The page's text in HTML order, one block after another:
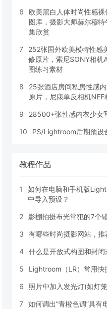
6
欧美黑白人体时尚性感
图库，摄影大师赫尔穆
集欣赏
7
252张国外欧美模特性感
修原片，索尼SONY相机
图练习素材
8
25张酒店房间私房性感
原片，尼康单反相机
9 28500+张性感内衣少女
10 PS/Lightroom后期预设
教程作品
1
如何在电脑和手机版
中导入预设？
2 影棚拍摄布光常犯的7个
3 有哪些时尚摄影网站，
4 什么是开放式构图和封闭
5 Lightroom（LR）常用快
6 照片中加入发光灯(如灯
7 如何调出“青橙色调”具